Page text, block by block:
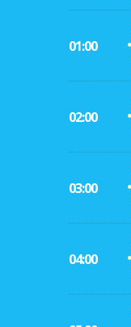
01:00
02:00
03:00
04:00